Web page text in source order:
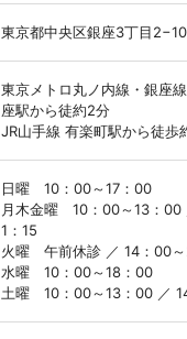
東京都中央区銀座3丁目
東京メトロ丸ノ内線・銀座
座駅から徒約2分
JR山手線 有楽町駅から徒歩
日曜 10：00～17：00
月木金曜 10：00～13：00
1：15
火曜 午前休診 ／ 14：00
水曜 10：00～18：00
土曜 10：00～13：00 ／